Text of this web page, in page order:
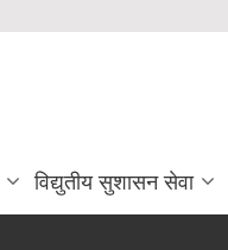
विद्युतीय सुशासन सेवा